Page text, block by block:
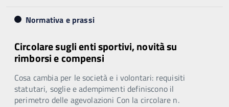
Normativa e prassi
Circolare sugli enti sportivi, novità su
rimborsi e compensi
Cosa cambia per le società e i volontari: requisiti
statutari, soglie e adempimenti definiscono il
perimetro delle agevolazioni Con la circolare n.